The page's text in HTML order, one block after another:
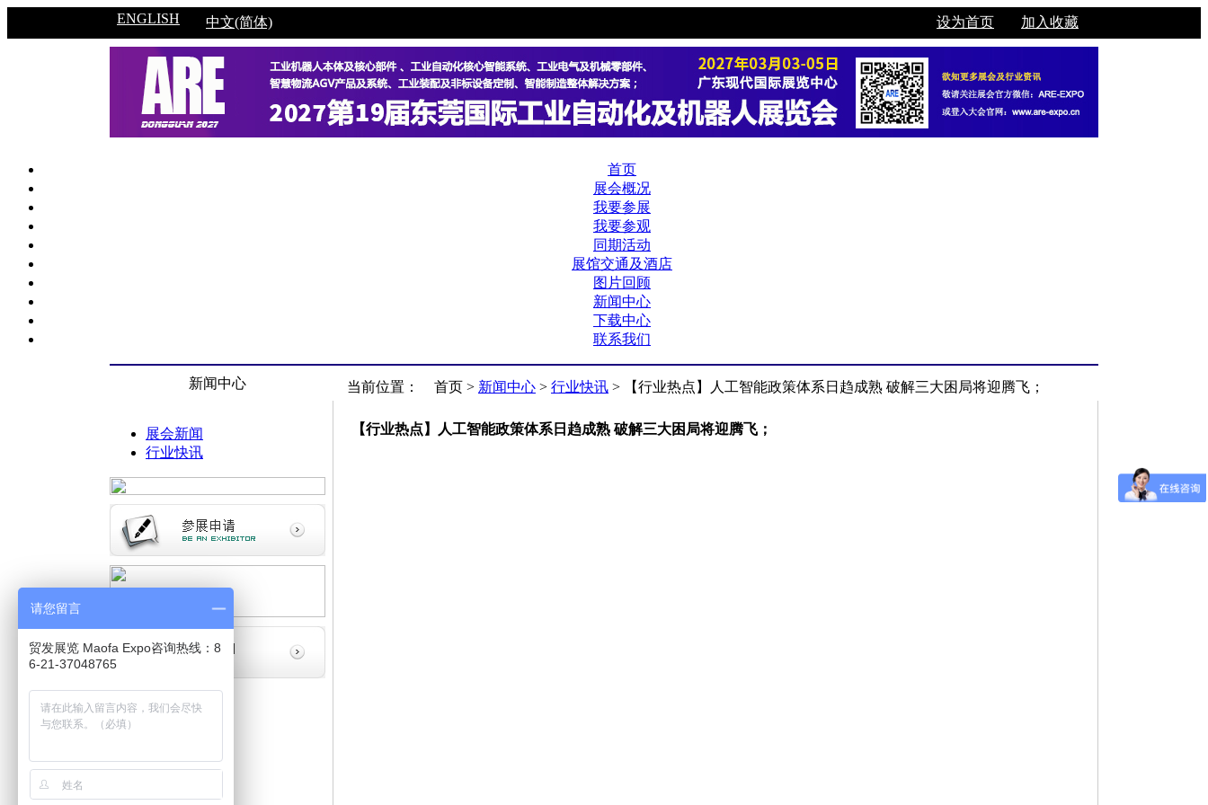
ENGLISH 中文(简体) 设为首页 加入收藏
首页
展会概况
我要参展
我要参观
同期活动
展馆交通及酒店
图片回顾
新闻中心
下载中心
联系我们
新闻中心
展会新闻
行业快讯
当前位置： 首页 > 新闻中心 > 行业快讯 > 【行业热点】人工智能政策体系日趋成熟 破解三大困局将迎腾飞；
【行业热点】人工智能政策体系日趋成熟 破解三大困局将迎腾飞；
请您留言
贸发展览 Maofa Expo咨询热线：8
6-21-37048765